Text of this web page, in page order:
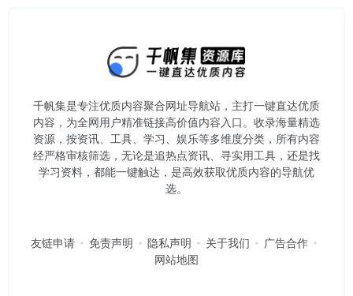
千帆集是专注优质内容聚合网址导航站，主打一键直达优质
内容，为全网用户精准链接高价值内容入口。​收录海量精选
资源，按资讯、工具、学习、娱乐等多维度分类，所有内容
经严格审核筛选，无论是追热点资讯、寻实用工具，还是找
学习资料，都能一键触达，是高效获取优质内容的导航优
选。
友链申请 免责声明 隐私声明 关于我们
广告合作
网站地图